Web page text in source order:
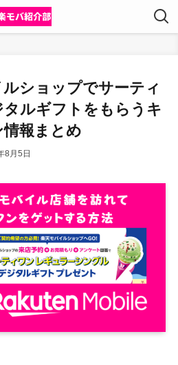
ショップでサーティ
タルギフトをもらうキ
報まとめ
8月5日